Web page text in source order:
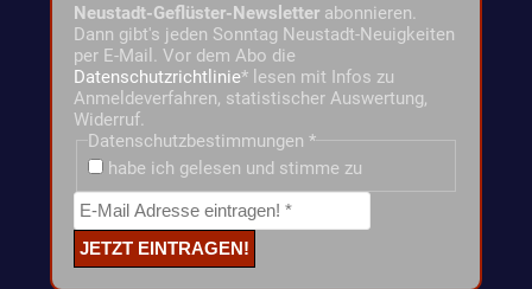
Neustadt-Geflüster-Newsletter abonnieren.
Dann gibt's jeden Sonntag Neustadt-Neuigkeiten
per E-Mail. Vor dem Abo die
Datenschutzrichtlinie* lesen mit Infos zu
Anmeldeverfahren, statistischer Auswertung,
Widerruf.
Datenschutzbestimmungen *
habe ich gelesen und stimme zu